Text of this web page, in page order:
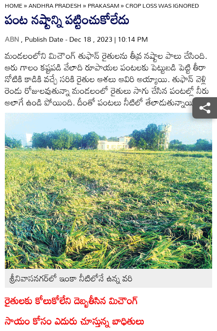
HOME»ANDHRA PRADESH»PRAKASAM»CROP LOSS WAS IGNORED
పంట నష్టాన్ని పట్టించుకోలేదు
ABN, Publish Date - Dec 18 , 2023 | 10:14 PM
మండలంలోని మిచౌంగ్‌ తుఫాన్‌ రైతులను తీవ్ర నష్టాల పాలు చేసింది.
ఆరు గాలం కష్టపడి వేలాది రూపాయల పంటలకు పెట్టుబడి పెట్టి తీరా
నోటికి కాడికి వచ్చే సరికి రైతుల ఆశలు ఆవిరి అయ్యాయి. తుఫాన్‌ వెళ్లి
రెండు రోజులవుతున్నా మండలంలో రైతులు సాగు చేసిన పంటల్లో నీరు
అలాగే ఉండి పోయింది. దీంతో పంటలు నీటిలో తేలాడుతున్నాయి.
శ్రీనివాసనగర్‌లో ఇంకా నీటిలోనే ఉన్న వరి
రైతులకు కోలుకోలేని దెబ్బతీసిన మిచౌంగ్‌
సాయం కోసం ఎదురు చూస్తున్న బాధితులు